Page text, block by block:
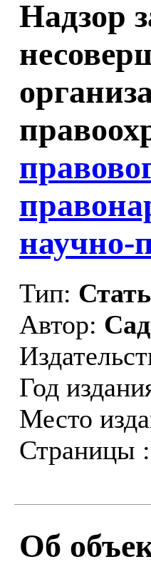
Надзор
научно-
Тип:
Автор:
Год
Место
Страницы :
Об